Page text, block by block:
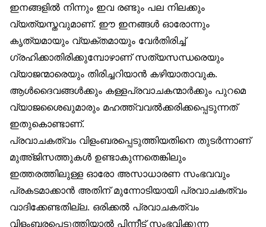
ഇനങ്ങളിൽ നിന്നും ഇവ രണ്ടും പല നിലക്കും
വ്യത്യസ്തവുമാണ്. ഈ ഇനങ്ങൾ ഓരോന്നും
കൃത്യമായും വ്യക്തമായും വേർതിരിച്ച്
ഗ്രഹിക്കാതിരിക്കുമ്പോഴാണ് സത്യസന്ധരെയും
വ്യാജന്മാരെയും തിരിച്ചറിയാൻ കഴിയാതാവുക.
ആൾദൈവങ്ങൾക്കും കള്ളപ്രവാചകന്മാർക്കും പുറമെ
വ്യാജശൈഖുമാരും മഹത്ത്വവൽക്കരിക്കപ്പെടുന്നത്
ഇതുകൊണ്ടാണ്.
പ്രവാചകത്വം വിളംബരപ്പെടുത്തിയതിനെ തുടർന്നാണ്
മുഅ്ജിസത്തുകൾ ഉണ്ടാകുന്നതെങ്കിലും
ഇത്തരത്തിലുള്ള ഓരോ അസാധാരണ സംഭവവും
പ്രകടമാക്കാൻ അതിന് മുന്നോടിയായി പ്രവാചകത്വം
വാദിക്കേണ്ടതില്ല. ഒരിക്കൽ പ്രവാചകത്വം
വിളംബരപ്പെടുത്തിയാൽ പിന്നീട് സംഭവിക്കുന്ന